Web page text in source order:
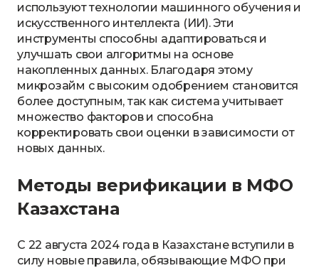
используют технологии машинного обучения и
искусственного интеллекта (ИИ). Эти
инструменты способны адаптироваться и
улучшать свои алгоритмы на основе
накопленных данных. Благодаря этому
микрозайм с высоким одобрением становится
более доступным, так как система учитывает
множество факторов и способна
корректировать свои оценки в зависимости от
новых данных.
Методы верификации в МФО
Казахстана
С 22 августа 2024 года в Казахстане вступили в
силу новые правила, обязывающие МФО при